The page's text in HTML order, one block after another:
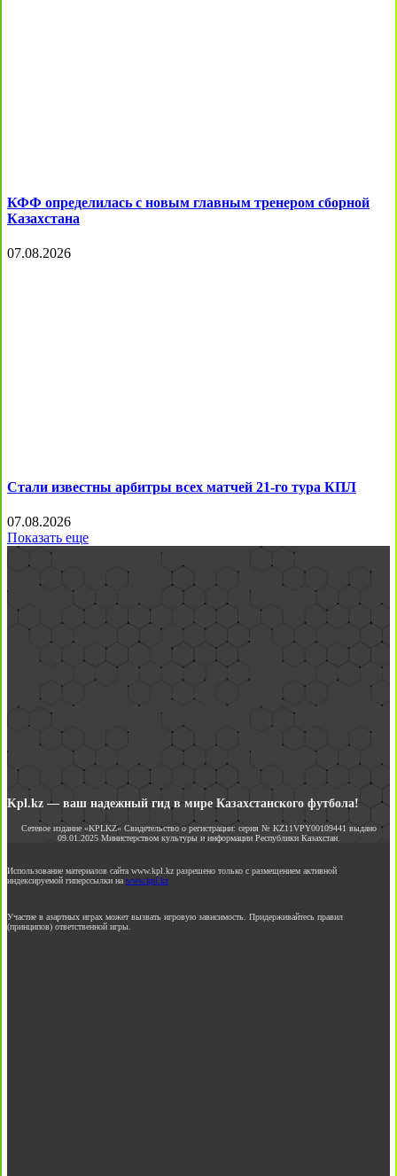
КФФ определилась с новым главным тренером сборной
Казахстана
07.08.2026
Стали известны арбитры всех матчей 21-го тура КПЛ
07.08.2026
Показать еще
Kpl.kz — ваш надежный гид в мире Казахстанского футбола!
Сетевое издание «KPLKZ» Свидетельство о регистрации: серия № KZ11VPY00109441 выдано
09.01.2025 Министерством культуры и информации Республики Казахстан.
Использование материалов сайта www.kpl.kz разрешено только с размещением активной
индексируемой гиперссылки на www.kpl.kz
Участие в азартных играх может вызвать игровую зависимость. Придерживайтесь правил
(принципов) ответственной игры.